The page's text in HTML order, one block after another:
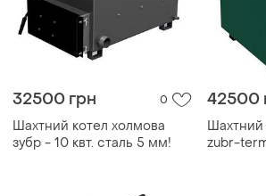
32500 грн 0
Шахтний котел холмова
зубр - 10 квт. сталь 5 мм!
42500
Шахтний
zubr-